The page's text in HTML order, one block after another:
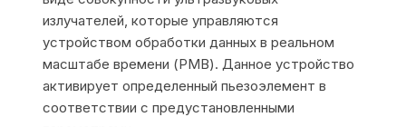
излучателей, которые управляются
устройством обработки данных в реальном
масштабе времени (РМВ). Данное устройство
активирует определенный пьезоэлемент в
соответствии с предустановленными